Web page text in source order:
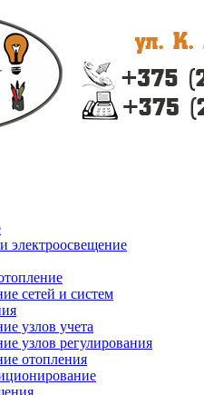
электроосвещение
сетей и систем
узлов учета
узлов регулирования
отопления